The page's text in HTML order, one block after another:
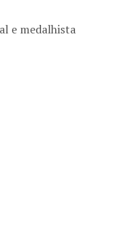
e medalhista